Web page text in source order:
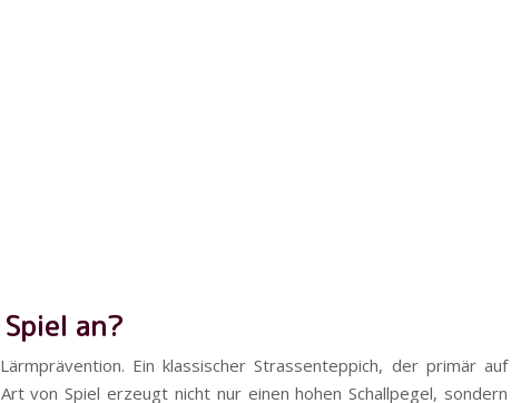
an?
Ein klassischer Strassenteppich, der primär auf
von Spiel erzeugt nicht nur einen hohen Schallpegel, sondern